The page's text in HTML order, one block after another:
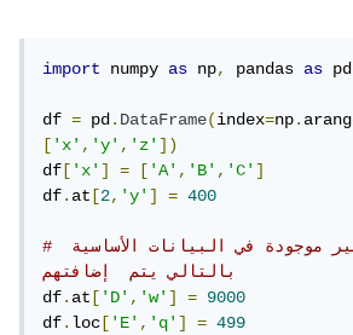
import numpy as np, pandas as pd
df = pd.DataFrame(index=np.
['x','y','z'])
df ['x'] = ['A','B','C']
df.at [2,'y'] = 400
# الأسطر و الأعمدة غير موجودة في البيانات الأساسية
بالتالي يتم  إضافتهم
df.at ['D','w'] =
9000
df.loc ['E','q'] = 499